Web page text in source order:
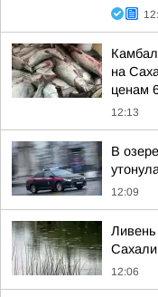
на
ценам
12:13
В
12:09
12:06